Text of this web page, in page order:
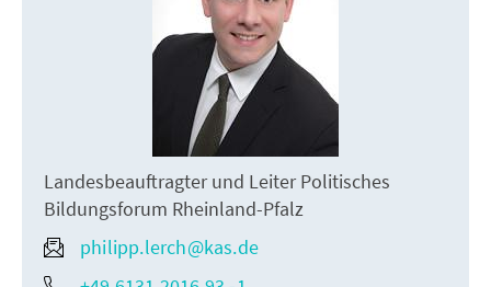
Landesbeauftragter und Leiter Politisches
Bildungsforum Rheinland-Pfalz
philipp.lerch@kas.de